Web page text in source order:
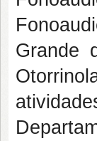
Grande